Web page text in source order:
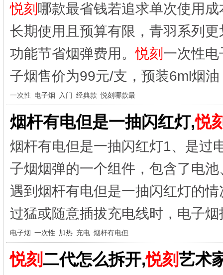
悦刻 哪款最省钱若追求单次使用
长期使用且预算有限，青羽系列
功能节省烟弹费用。悦刻 一次性
子烟售价为99元/支，预装6ml烟
一次性 电子烟 入门 经典款 悦刻哪款最
烟杆有电但是一抽闪红灯,悦
烟杆有电但是一抽闪红灯1、是过
子烟烟弹的一个组件，包含了电
遇到烟杆有电但是一抽闪红灯的
过猛或随意插拔充电线时，电子
电子烟 一次性 加热 充电 烟杆有电但
悦刻二代怎么拆开,悦刻艺术